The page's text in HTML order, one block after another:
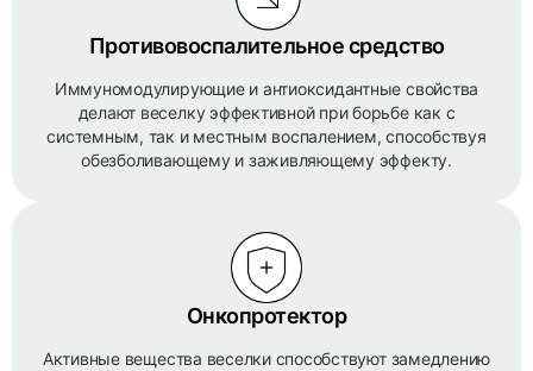
Противовоспалительное средство
Иммуномодулирующие и антиоксидантные свойства
делают веселку эффективной при борьбе как с
системным, так и местным воспалением, способствуя
обезболивающему и заживляющему эффекту.
Онкопротектор
Активные вещества веселки способствуют замедлению